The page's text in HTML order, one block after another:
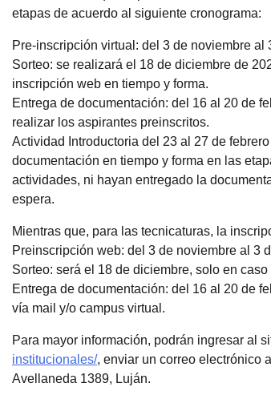
etapas de acuerdo al siguiente cronograma:
Pre-inscripción virtual: del 3 de noviembre al
Sorteo: se realizará el 18 de diciembre de
inscripción web en tiempo y forma.
Entrega de documentación: del 16 al 20 de
realizar los aspirantes preinscritos.
Actividad Introductoria del 23 al 27 de
documentación en tiempo y forma en las
actividades, ni hayan entregado la
espera.
Mientras que, para las tecnicaturas, la
Preinscripción web: del 3 de noviembre al 3
Sorteo: será el 18 de diciembre, solo en
Entrega de documentación: del 16 al 20 de
vía mail y/o campus virtual.
Para mayor información, podrán ingresar al
institucionales/, enviar un correo electrónico a
Avellaneda 1389, Luján.